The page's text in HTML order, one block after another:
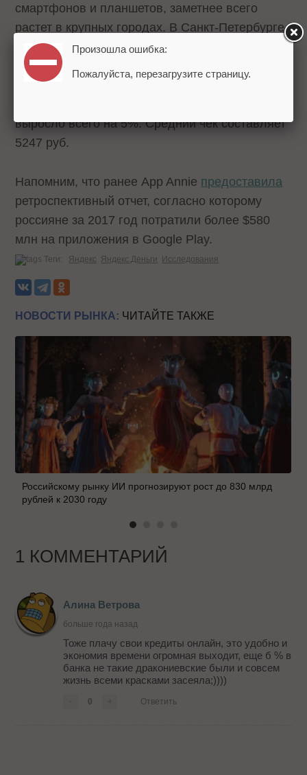
смартфонов и планшетов, заметнее всего
растет в крупных городах. В Санкт-Петербурге
количество таких платежей за год увеличилось
в 1,5 раза, средний платеж составляет 4102
рубля. В Москве же количество людей,
выросло всего на 5%. Средний чек составляет
5247 руб.
Напомним, что ранее App Annie предоставила
ретроспективный отчет, согласно которому
россияне за 2017 год потратили более $580
млн на приложения в Google Play.
Теги: Яндекс Яндекс.Деньги Исследования
НОВОСТИ РЫНКА: ЧИТАЙТЕ ТАКЖЕ
Российскому рынку ИИ прогнозируют рост до 830 млрд
рублей к 2030 году
1 КОММЕНТАРИЙ
Алина Ветрова
больше года назад
Тоже плачу свои кредиты онлайн, это удобно и
экономия времени огромная выходит, еще б % в
банка не такие дракониевские были и совсем
жизнь всеми красками засеяла;))))
0 Ответить
Произошла ошибка:
Пожалуйста, перезагрузите страницу.